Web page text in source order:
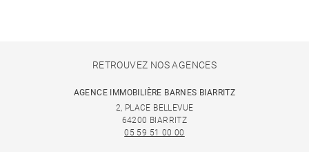
RETROUVEZ NOS AGENCES
AGENCE IMMOBILIÈRE BARNES BIARRITZ
2, PLACE BELLEVUE
64200 BIARRITZ
05 59 51 00 00